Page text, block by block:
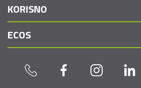
KORISNO
ECOS